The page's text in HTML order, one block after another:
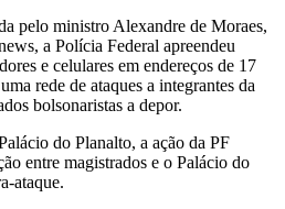
pelo ministro Alexandre de Moraes,
a Polícia Federal apreendeu
e celulares em endereços de 17
rede de ataques a integrantes da
bolsonaristas a depor.
do Planalto, a ação da PF
entre magistrados e o Palácio do
ataque.